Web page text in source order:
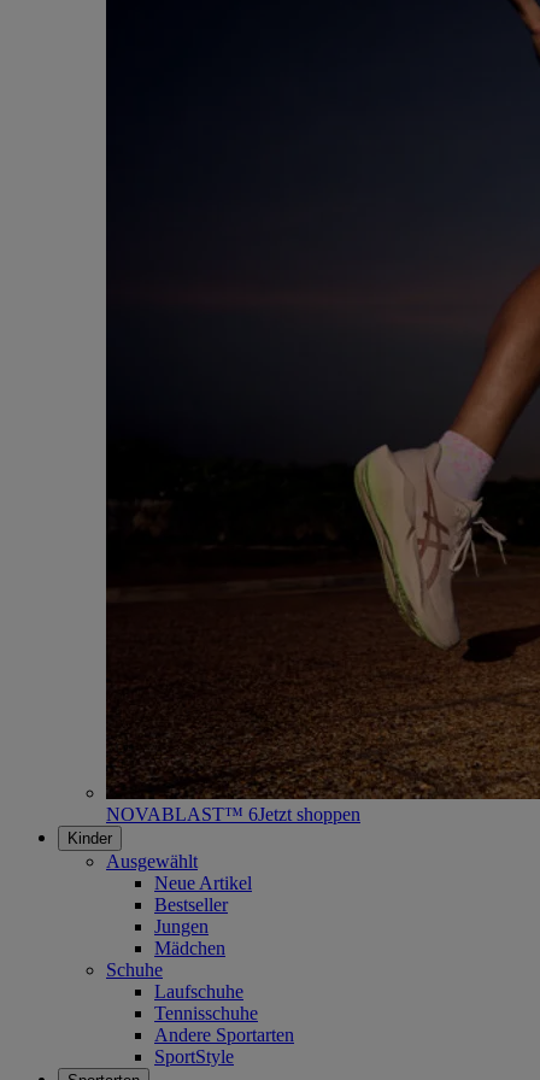
NOVABLAST™ 6Jetzt shoppen
Kinder
Ausgewählt
Neue Artikel
Bestseller
Jungen
Mädchen
Schuhe
Laufschuhe
Tennisschuhe
Andere Sportarten
SportStyle